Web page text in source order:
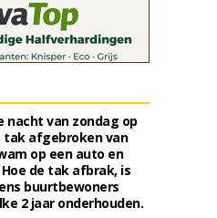
nacht van zondag op
afgebroken van
op een auto en
de tak afbrak, is
buurtbewoners
2 jaar onderhouden.